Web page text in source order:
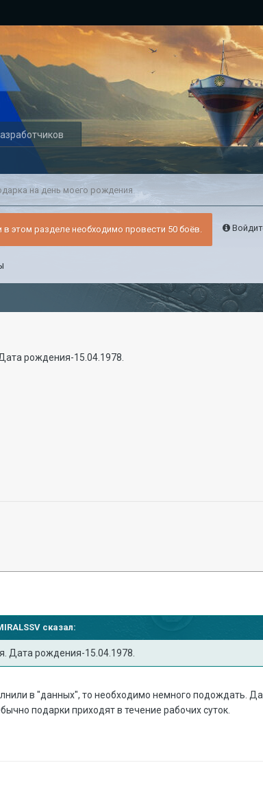
на день моего рождения
в этом разделе необходимо провести 50 боёв.
рождения-15.04.1978.
сказал:
Дата рождения-15.04.1978.
в "данных", то необходимо немного подождать.
подарки приходят в течение рабочих суток.